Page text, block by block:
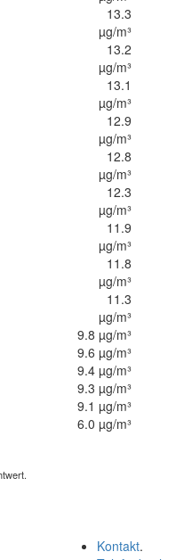
13.3
µg/m³
13.2
µg/m³
13.1
µg/m³
12.9
µg/m³
12.8
µg/m³
12.3
µg/m³
11.9
µg/m³
11.8
µg/m³
11.3
µg/m³
9.8 µg/m³
9.6 µg/m³
9.4 µg/m³
9.3 µg/m³
9.1 µg/m³
6.0 µg/m³
Kontakt.